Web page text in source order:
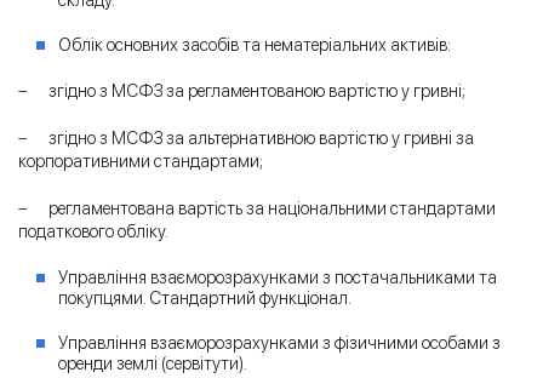
Облік основних засобів та нематеріальних активів:
– згідно з МСФЗ за регламентованою вартістю у гривні;
– згідно з МСФЗ за альтернативною вартістю у гривні за
корпоративними стандартами;
– регламентована вартість за національними стандартами
податкового обліку.
Управління взаєморозрахунками з постачальниками та
покупцями. Стандартний функціонал.
Управління взаєморозрахунками з фізичними особами з
оренди землі (сервітути).